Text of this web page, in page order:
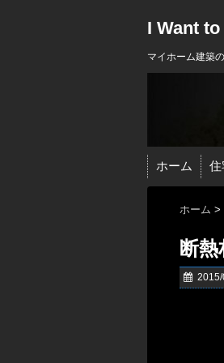
I Want
マイホーム建築
ホーム 住
ホーム >
断